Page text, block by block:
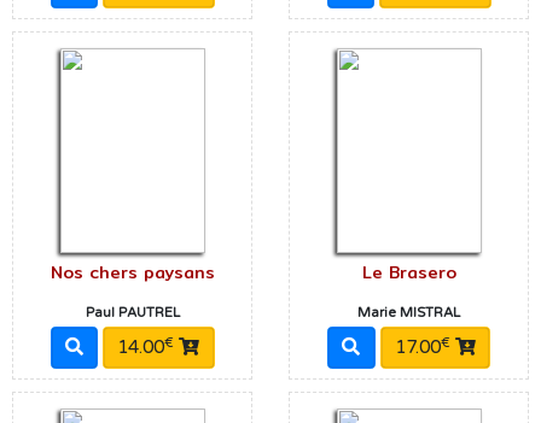
Nos chers paysans
Paul PAUTREL
14.00€
Le Brasero
Marie MISTRAL
17.00€